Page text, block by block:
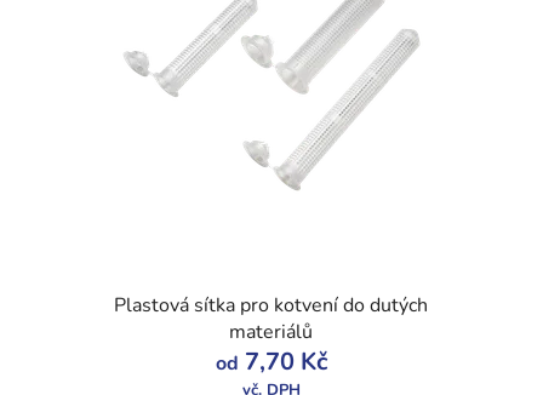
Plastová sítka pro kotvení do dutých
materiálů
od 7,70 Kč